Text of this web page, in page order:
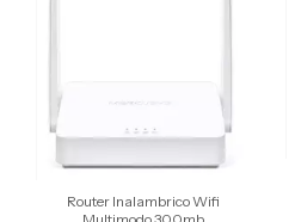
Router Inalambrico Wifi